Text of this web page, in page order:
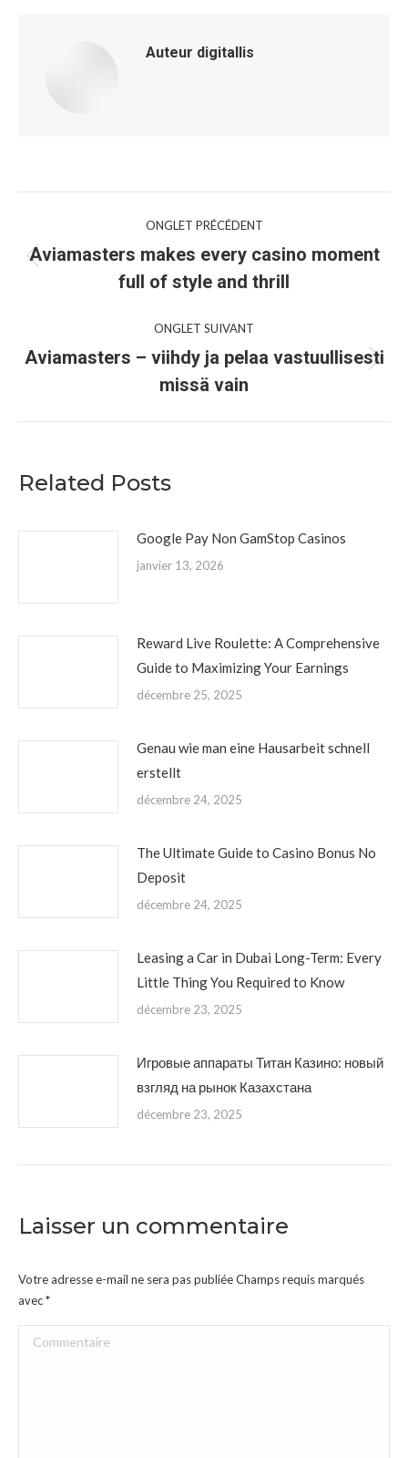
Auteur digitallis
Navigation
de
commentaire
ONGLET PRÉCÉDENT
Onglet
précédent
Aviamasters makes every casino moment
full of style and thrill
ONGLET SUIVANT
Onglet
suivant
Aviamasters – viihdy ja pelaa vastuullisesti
missä vain
Related Posts
Google Pay Non GamStop Casinos
janvier 13, 2026
Reward Live Roulette: A Comprehensive
Guide to Maximizing Your Earnings
décembre 25, 2025
Genau wie man eine Hausarbeit schnell
erstellt
décembre 24, 2025
The Ultimate Guide to Casino Bonus No
Deposit
décembre 24, 2025
Leasing a Car in Dubai Long-Term: Every
Little Thing You Required to Know
décembre 23, 2025
Игровые аппараты Титан Казино: новый
взгляд на рынок Казахстана
décembre 23, 2025
Laisser un commentaire
Votre adresse e-mail ne sera pas publiée Champs requis marqués
avec*
Commentaire